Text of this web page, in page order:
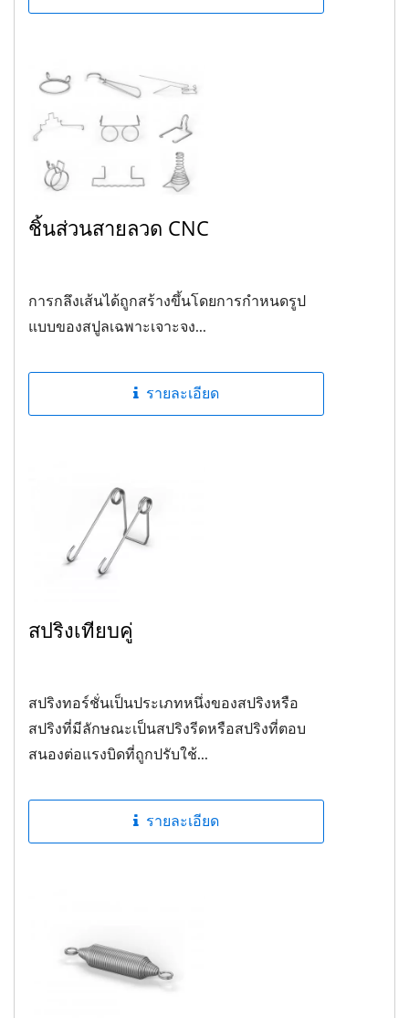
ชิ้นส่วนสายลวด CNC
การกลึงเส้นได้ถูกสร้างขึ้นโดยการกำหนดรูป
แบบของสปูลเฉพาะเจาะจง...
รายละเอียด
สปริงเทียบคู่
สปริงทอร์ชั่นเป็นประเภทหนึ่งของสปริงหรือ
สปริงที่มีลักษณะเป็นสปริงรีดหรือสปริงที่ตอบ
สนองต่อแรงบิดที่ถูกปรับใช้...
รายละเอียด